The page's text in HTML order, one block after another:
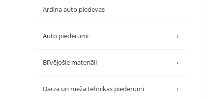
Ardina auto piedevas
Auto piederumi ›
Blīvējošie materiāli ›
Dārza un meža tehnikas piederumi ›